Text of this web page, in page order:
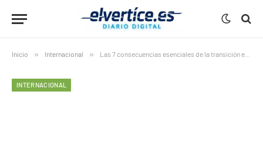
Inicio » Internacional » Las 7 consecuencias esenciales de la transición energética alemana que ponen en jaque a su industria
INTERNACIONAL